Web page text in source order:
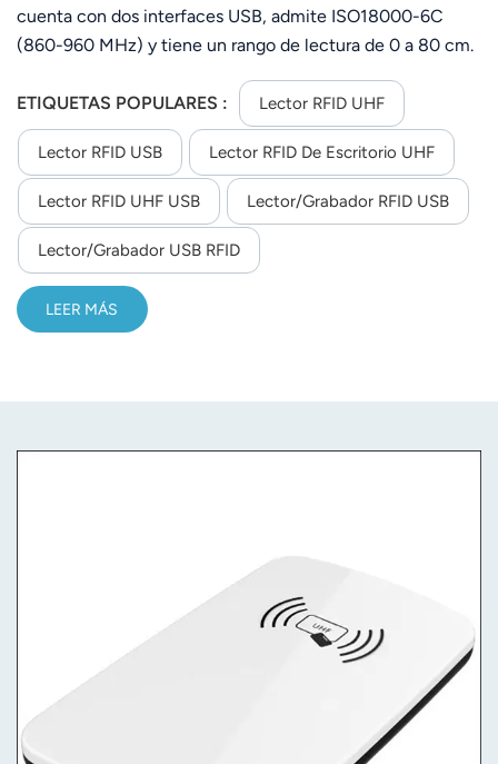
Polski
Indonesia
norsk
cuenta con dos interfaces USB, admite ISO18000-6C
(860-960 MHz) y tiene un rango de lectura de 0 a 80 cm.
cifrado/autorización y actualización de firmware, ofrece
salida multiformato y SDK para C++/C#/Java/Android para
desarrollo secundario.
ETIQUETAS POPULARES : Lector RFID UHF
Lector RFID USB Lector RFID De Escritorio UHF
Lector RFID UHF USB Lector/grabador RFID USB
Lector/grabador USB RFID
LEER MÁS